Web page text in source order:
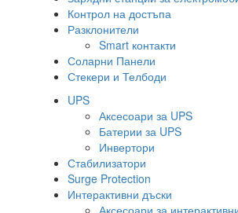
Контрол на достъпа
Разклонители
Smart контакти
Соларни Панели
Стекери и Телбоди
UPS
Аксесоари за UPS
Батерии за UPS
Инвертори
Стабилизатори
Surge Protection
Интерактивни дъски
Аксесоари за